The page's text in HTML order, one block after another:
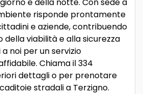
risponde prontamente
e aziende, contribuendo
viabilità e alla sicurezza
noi per un servizio
Chiama il 334
dettagli o per prenotare
stradali a Terzigno.